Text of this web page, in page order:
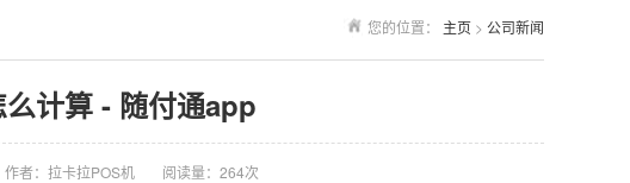
您的位置： 主页 > 公司新闻
计算 - 随付通app
作者：拉卡拉POS机 阅读量：264次